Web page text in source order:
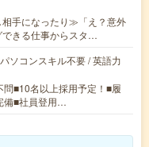
手になったり≫「え？意外
できる仕事からスタ…
ソコンスキル不要 / 英語力
■10名以上採用予定！■履
備■社員登用…